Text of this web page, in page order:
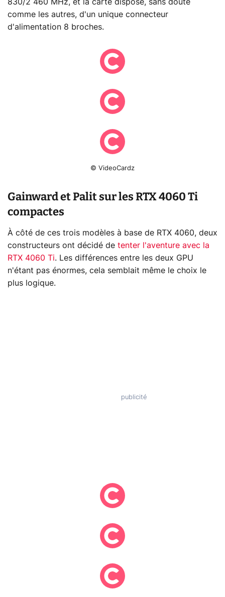
830/2 460 MHz, et la carte dispose, sans doute
comme les autres, d'un unique connecteur
d'alimentation 8 broches.
© VideoCardz
Gainward et Palit sur les RTX 4060 Ti
compactes
À côté de ces trois modèles à base de RTX 4060, deux
constructeurs ont décidé de tenter l'aventure avec la
RTX 4060 Ti. Les différences entre les deux GPU
n'étant pas énormes, cela semblait même le choix le
plus logique.